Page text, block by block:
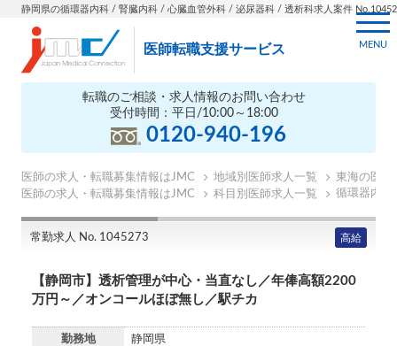
静岡県の循環器内科 / 腎臓内科 / 心臓血管外科 / 泌尿器科 / 透析科求人案件
医師転職支援サービス
転職のご相談・求人情報のお問い合わせ
受付時間：平日/10:00～18:00
0120-940-196
MENU
医師の求人・転職募集情報はJMC 地域別医師求人一覧
東海の医師
医師の求人・転職募集情報はJMC
科目別医師求人一覧 循環器内科
常勤求人 No. 1045273 高給
【静岡市】透析管理が中心・当直なし／年俸高額2200
万円～／オンコールほぼ無し／駅チカ
勤務地 静岡県